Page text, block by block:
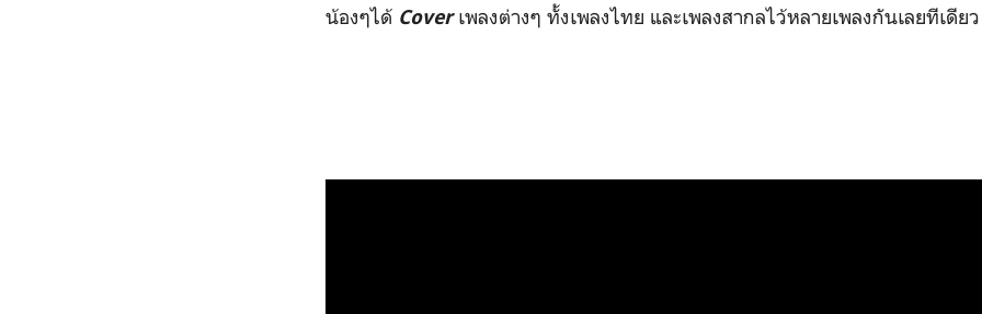
น้องๆได้ Coverเพลงต่างๆ ทั้งเพลงไทย และเพลงสากลไว้หลายเพลงกันเลยทีเดียว